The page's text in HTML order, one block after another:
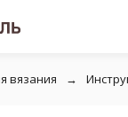
вязания